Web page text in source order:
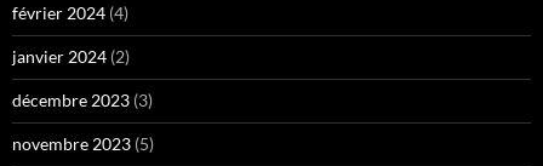
février 2024 (4)
janvier 2024 (2)
décembre 2023 (3)
novembre 2023 (5)